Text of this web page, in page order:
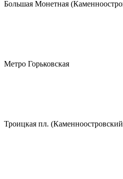
Большая Монетная
Метро Горьковская
Троицкая пл.